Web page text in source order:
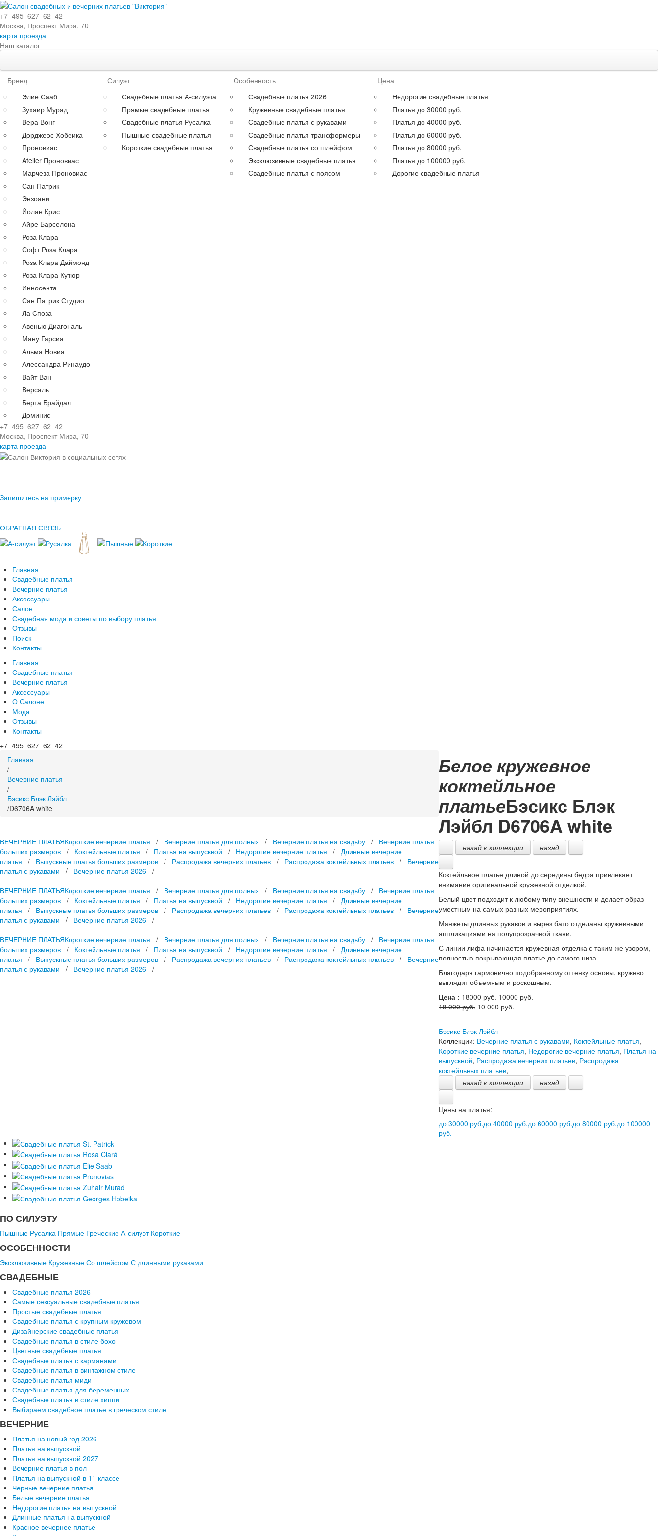
+7 495 627 62 42
Москва, Проспект Мира, 70
карта проезда
Наш каталог
Кружевные
С поясом
С длинными рукавами
Со шлейфом
По силуэту
Прямые
Пышные
Короткие
А-силуэт
Греческие
Русалка
По году
По цене
Недорогие
Дорогие
Распродажа
до 30000 руб.
до 40000 руб.
до 60000 руб.
до 80000 руб.
до 100000 руб.
Выпускные
Большие
Для полных
На свадьбу
С рукавами
Выпускные больших размеров
Бренд
Элие Сааб
Зухаир Мурад
Вера Вонг
Дорджеос Хобеика
Проновиас
Atelier Проновиас
Марчеза Проновиас
Сан Патрик
Энзоани
Йолан Крис
Айре Барселона
Роза Клара
Софт Роза Клара
Роза Клара Даймонд
Роза Клара Кутюр
Инносента
Сан Патрик Студио
Ла Споза
Авенью Диагональ
Ману Гарсиа
Альма Новиа
Алессандра Ринаудо
Вайт Ван
Версаль
Берта Брайдал
Доминис
Силуэт
Свадебные платья А-силуэта
Прямые свадебные платья
Свадебные платья Русалка
Пышные свадебные платья
Короткие свадебные платья
Особенность
Свадебные платья 2026
Кружевные свадебные платья
Свадебные платья с рукавами
Свадебные платья трансформеры
Свадебные платья со шлейфом
Эксклюзивные свадебные платья
Свадебные платья с поясом
Цена
Недорогие свадебные платья
Платья до 30000 руб.
Платья до 40000 руб.
Платья до 60000 руб.
Платья до 80000 руб.
Платья до 100000 руб.
Дорогие свадебные платья
+7 495 627 62 42
Москва, Проспект Мира, 70
карта проезда
Запишитесь на примерку
ОБРАТНАЯ СВЯЗЬ
Главная
Свадебные платья
Вечерние платья
Аксессуары
Салон
Свадебная мода и советы по выбору платья
Отзывы
Поиск
Контакты
Главная
Свадебные платья
Вечерние платья
Аксессуары
О Салоне
Мода
Отзывы
Контакты
+7 495 627 62 42
Главная
/
Вечерние платья
/
Бэсикс Блэк Лэйбл
/D6706A white
ВЕЧЕРНИЕ ПЛАТЬЯКороткие вечерние платья / Вечерние платья для полных / Вечерние платья на свадьбу / Вечерние платья
больших размеров / Коктейльные платья / Платья на выпускной / Недорогие вечерние платья / Длинные вечерние
платья / Выпускные платья больших размеров / Распродажа вечерних платьев / Распродажа коктейльных платьев / Вечерние
платья с рукавами / Вечерние платья 2026 /
ВЕЧЕРНИЕ ПЛАТЬЯКороткие вечерние платья / Вечерние платья для полных / Вечерние платья на свадьбу / Вечерние платья
больших размеров / Коктейльные платья / Платья на выпускной / Недорогие вечерние платья / Длинные вечерние
платья / Выпускные платья больших размеров / Распродажа вечерних платьев / Распродажа коктейльных платьев / Вечерние
платья с рукавами / Вечерние платья 2026 /
ВЕЧЕРНИЕ ПЛАТЬЯКороткие вечерние платья / Вечерние платья для полных / Вечерние платья на свадьбу / Вечерние платья
больших размеров / Коктейльные платья / Платья на выпускной / Недорогие вечерние платья / Длинные вечерние
платья / Выпускные платья больших размеров / Распродажа вечерних платьев / Распродажа коктейльных платьев / Вечерние
платья с рукавами / Вечерние платья 2026 /
Белое кружевное
коктейльное
платьеБэсикс Блэк
Лэйбл D6706A white
назад к коллекции назад
Коктейльное платье длиной до середины бедра привлекает
внимание оригинальной кружевной отделкой.
Белый цвет подходит к любому типу внешности и делает образ
уместным на самых разных мероприятиях.
Манжеты длинных рукавов и вырез бато отделаны кружевными
аппликациями на полупрозрачной ткани.
С линии лифа начинается кружевная отделка с таким же узором,
полностью покрывающая платье до самого низа.
Благодаря гармонично подобранному оттенку основы, кружево
выглядит объемным и роскошным.
Цена : 18000 руб. 10000 руб.
18 000руб. Первоначальная
18
000 руб..
10 000 руб.
Бэсикс Блэк Лэйбл
Коллекции: Вечерние платья с рукавами, Коктейльные платья,
Короткие вечерние платья, Недорогие вечерние платья, Платья на
выпускной, Распродажа вечерних платьев, Распродажа
коктейльных платьев,
назад к коллекции
назад
Цены на платья:
до 30000 руб.до 40000 руб.до 60000 руб.до 80000 руб.до 100000
руб.
ПО СИЛУЭТУ
Пышные Русалка Прямые Греческие А-силуэт Короткие
ОСОБЕННОСТИ
Эксклюзивные Кружевные Со шлейфом С длинными рукавами
СВАДЕБНЫЕ
Свадебные платья 2026
Самые сексуальные свадебные платья
Простые свадебные платья
Свадебные платья с крупным кружевом
Дизайнерские свадебные платья
Свадебные платья в стиле бохо
Цветные свадебные платья
Свадебные платья с карманами
Свадебные платья в винтажном стиле
Свадебные платья миди
Свадебные платья для беременных
Свадебные платья в стиле хиппи
Выбираем свадебное платье в греческом стиле
ВЕЧЕРНИЕ
Платья на новый год 2026
Платья на выпускной
Платья на выпускной 2027
Вечерние платья в пол
Платья на выпускной в 11 классе
Черные вечерние платья
Белые вечерние платья
Недорогие платья на выпускной
Длинные платья на выпускной
Красное вечернее платье